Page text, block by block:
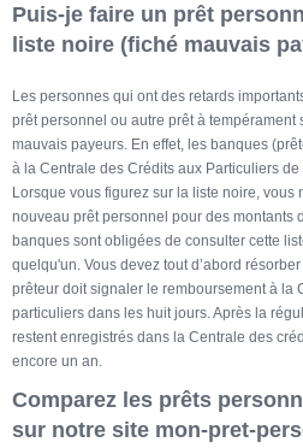
Puis-je faire un prêt
liste noire (fiché mauvais
Les personnes qui ont des retards
prêt personnel ou autre prêt à
mauvais payeurs. En effet, les banques
à la Centrale des Crédits aux Particuliers
Lorsque vous figurez sur la liste noire, vous
nouveau prêt personnel pour des montants
banques sont obligées de consulter cette
quelqu'un. Vous devez tout d’abord
prêteur doit signaler le remboursement à la
particuliers dans les huit jours. Après la
restent enregistrés dans la Centrale des
encore un an.
Comparez les prêts
sur notre site mon-pret-